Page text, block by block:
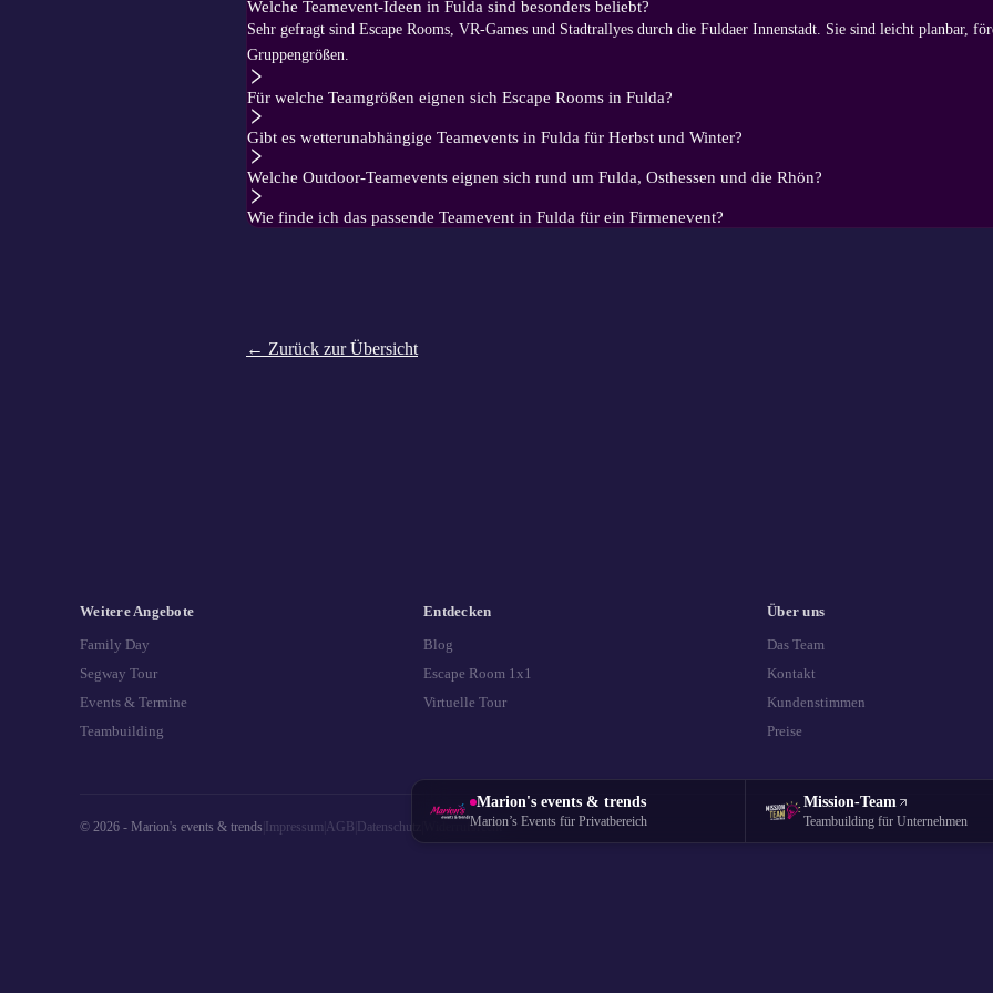
Welche Teamevent-Ideen in Fulda sind besonders beliebt?
Sehr gefragt sind Escape Rooms, VR-Games und Stadtrallyes durch die Fuldaer Innenstadt. Sie sind leicht planbar,
Gruppengrößen.
Für welche Teamgrößen eignen sich Escape Rooms in Fulda?
Gibt es wetterunabhängige Teamevents in Fulda für Herbst und Winter?
Welche Outdoor-Teamevents eignen sich rund um Fulda, Osthessen und die Rhön?
Wie finde ich das passende Teamevent in Fulda für ein Firmenevent?
← Zurück zur Übersicht
Weitere Angebote
Family Day
Segway Tour
Events & Termine
Teambuilding
Entdecken
Blog
Escape Room 1x1
Virtuelle Tour
Über uns
Das Team
Kontakt
Kundenstimmen
Preise
© 2026 - Marion's events & trends Impressum AGB Datenschutz Widerrufsrecht
Marion's events & trends
Marion’s Events für Privatbereich
Mission-Team
Teambuilding für Unternehmen